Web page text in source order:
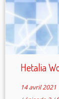
Hetalia
14 avril 2021